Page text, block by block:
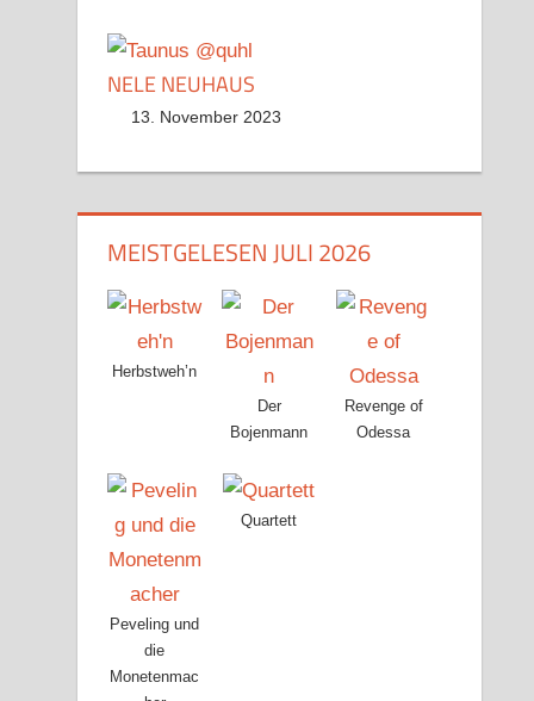
NELE NEUHAUS
13. November 2023
MEISTGELESEN JULI 2026
Herbstweh’n
Der
Bojenmann
Revenge of
Odessa
Peveling und
die
Monetenmac
Quartett